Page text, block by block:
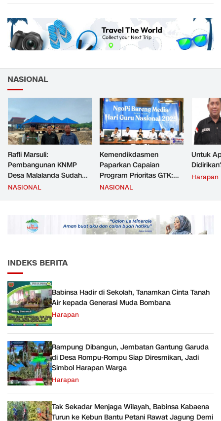
NASIONAL
Rafli Marsuli:
Pembangunan KNMP
Desa Malalanda Sudah
Mencapai 69 Persen dan
JMD dan JMF
NASIONAL
Kemendikdasmen
Paparkan Capaian
Program Prioritas GTK:
Kompetensi Meningkat,
NASIONAL
Untuk
Harapan
INDEKS BERITA
Babinsa Hadir di Sekolah, Tanamkan Cinta Tanah
Air kepada Generasi Muda Bombana
Harapan
Rampung Dibangun, Jembatan Gantung Garuda
di Desa Rompu-Rompu Siap Diresmikan, Jadi
Simbol Harapan Warga
Harapan
Tak Sekadar Menjaga Wilayah, Babinsa Kabaena
Turun ke Kebun Bantu Petani Rawat Jagung Demi